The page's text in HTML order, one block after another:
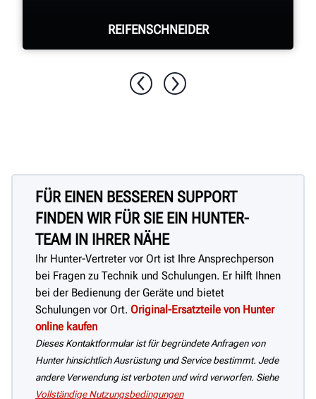
REIFENSCHNEIDER
FÜR EINEN BESSEREN SUPPORT
FINDEN WIR FÜR SIE EIN HUNTER-
TEAM IN IHRER NÄHE
Ihr Hunter-Vertreter vor Ort ist Ihre Ansprechperson
bei Fragen zu Technik und Schulungen. Er hilft Ihnen
bei der Bedienung der Geräte und bietet
Schulungen vor Ort. Original-Ersatzteile von Hunter
online kaufen
Dieses Kontaktformular ist für begründete Anfragen von
Hunter hinsichtlich Ausrüstung und Service bestimmt. Jede
andere Verwendung ist verboten und wird verworfen. Siehe
Vollständige Nutzungsbedingungen